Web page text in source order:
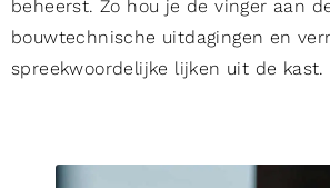
beheerst. Zo hou je de vinger aan
bouwtechnische uitdagingen en
spreekwoordelijke lijken uit de kast.